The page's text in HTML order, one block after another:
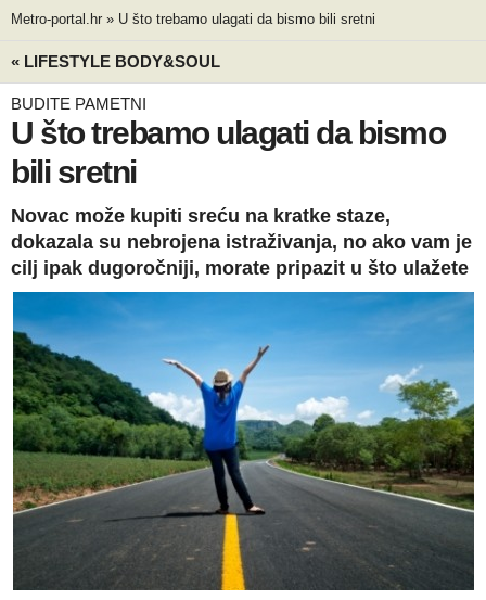
Metro-portal.hr » U što trebamo ulagati da bismo bili sretni
« LIFESTYLE BODY&SOUL
BUDITE PAMETNI
U što trebamo ulagati da bismo
bili sretni
Novac može kupiti sreću na kratke staze,
dokazala su nebrojena istraživanja, no ako vam je
cilj ipak dugoročniji, morate pripazit u što ulažete